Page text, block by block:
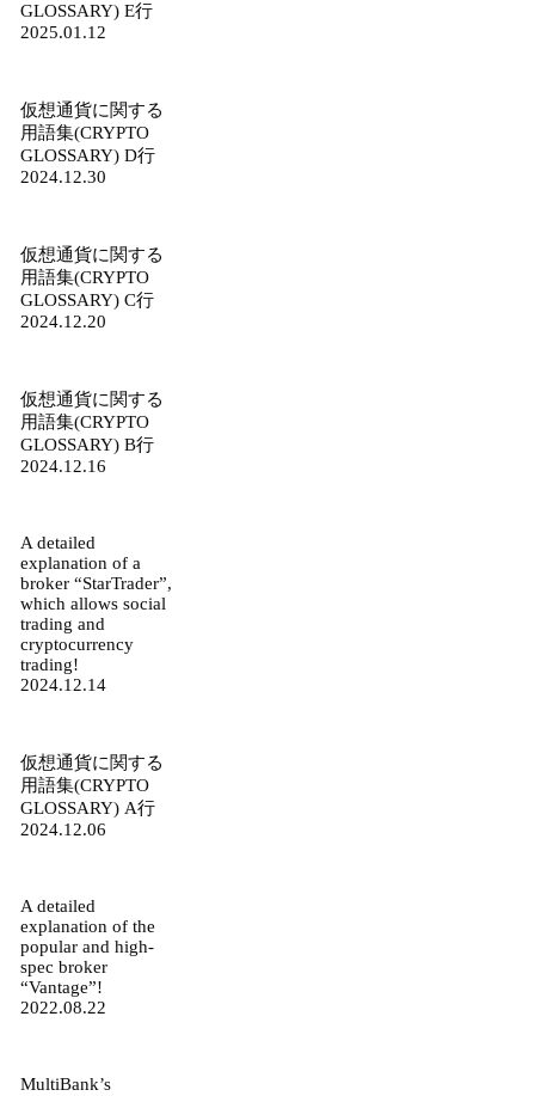
GLOSSARY) E行
2025.01.12
仮想通貨に関する
用語集(CRYPTO
GLOSSARY) D行
2024.12.30
仮想通貨に関する
用語集(CRYPTO
GLOSSARY) C行
2024.12.20
仮想通貨に関する
用語集(CRYPTO
GLOSSARY) B行
2024.12.16
A detailed
explanation of a
broker “StarTrader”,
which allows social
trading and
cryptocurrency
trading!
2024.12.14
仮想通貨に関する
用語集(CRYPTO
GLOSSARY) A行
2024.12.06
A detailed
explanation of the
popular and high-
spec broker
“Vantage”!
2022.08.22
MultiBank’s